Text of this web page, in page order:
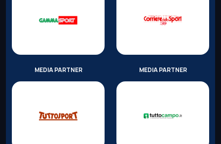
MEDIA PARTNER MEDIA PARTNER